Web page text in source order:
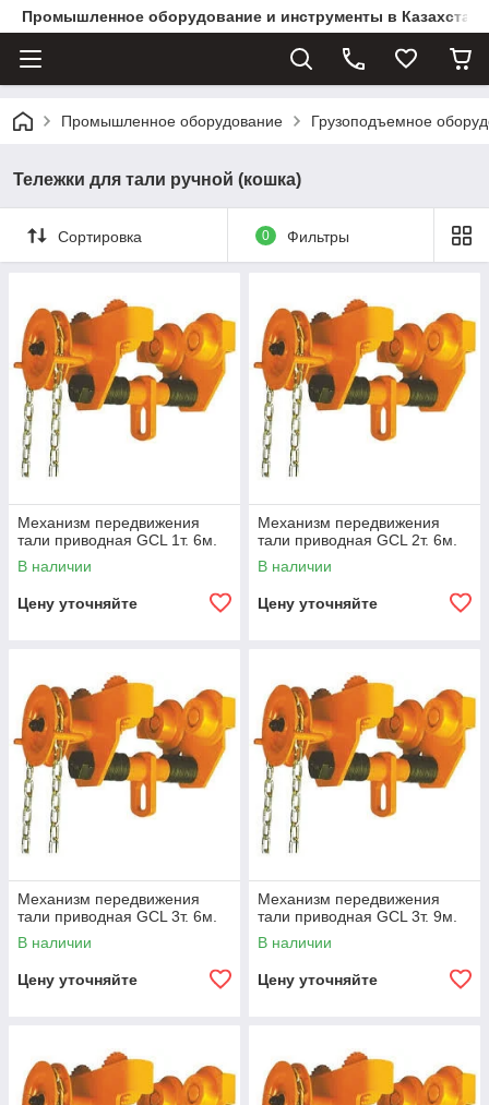
Промышленное оборудование и инструменты в
Промышленное оборудование Грузоподъемное
Тележки для тали ручной (кошка)
Сортировка 0 Фильтры
Механизм передвижения
тали приводная GCL 1т. 6м.
В наличии
Цену уточняйте
Механизм передвижения
тали приводная GCL 2т. 6м.
В наличии
Цену уточняйте
Механизм передвижения
тали приводная GCL 3т. 6м.
В наличии
Цену уточняйте
Механизм передвижения
тали приводная GCL 3т. 9м.
В наличии
Цену уточняйте